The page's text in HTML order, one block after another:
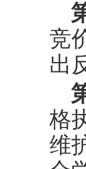
竞
出
格
维